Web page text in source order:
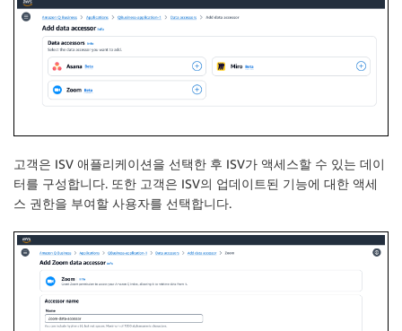
고객은 ISV 애플리케이션을 선택한 후 ISV가 액세스할 수 있는 데이
터를 구성합니다. 또한 고객은 ISV의 업데이트된 기능에 대한 액세
스 권한을 부여할 사용자를 선택합니다.